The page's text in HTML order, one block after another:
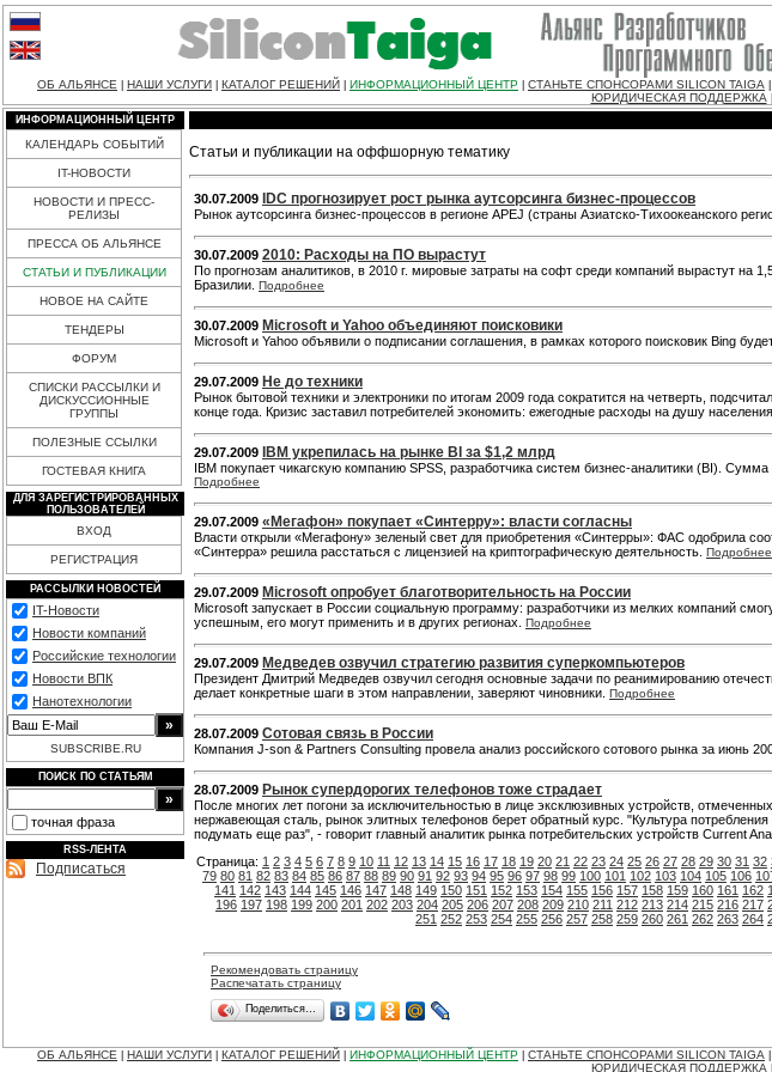
ОБ АЛЬЯНСЕ НАШИ УСЛУГИ КАТАЛОГ РЕШЕНИЙ ИНФОРМАЦИОННЫЙ ЦЕНТР СТАНЬТЕ СПОНСОРАМИ SILICON TAIGA
ЮРИДИЧЕСКАЯ ПОДДЕРЖКА|
ИНФОРМАЦИОННЫЙ ЦЕНТР
КАЛЕНДАРЬ СОБЫТИЙ
IT-НОВОСТИ
НОВОСТИ И ПРЕСС-
РЕЛИЗЫ
ПРЕССА ОБ АЛЬЯНСЕ
СТАТЬИ И ПУБЛИКАЦИИ
НОВОЕ НА САЙТЕ
ТЕНДЕРЫ
ФОРУМ
СПИСКИ РАССЫЛКИ И
ДИСКУССИОННЫЕ
ГРУППЫ
ПОЛЕЗНЫЕ ССЫЛКИ
ГОСТЕВАЯ КНИГА
ДЛЯ ЗАРЕГИСТРИРОВАННЫХ
ПОЛЬЗОВАТЕЛЕЙ
ВХОД
РЕГИСТРАЦИЯ
РАССЫЛКИ НОВОСТЕЙ
IT-Новости
Новости компаний
Российские технологии
Новости ВПК
Нанотехнологии
SUBSCRIBE.RU
ПОИСК ПО СТАТЬЯМ
точная фраза
RSS-ЛЕНТА
Подписаться
Статьи и публикации на оффшорную тематику
30.07.2009 IDC прогнозирует рост рынка аутсорсинга бизнес-процессов
Рынок аутсорсинга бизнес-процессов в регионе APEJ (страны Азиатско-Тихоокеанского
30.07.2009 2010: Расходы на ПО вырастут
По прогнозам аналитиков, в 2010 г. мировые затраты на софт среди компаний вырастут
Бразилии. Подробнее
30.07.2009 Microsoft и Yahoo объединяют поисковики
Microsoft и Yahoo объявили о подписании соглашения, в рамках которого поисковик Bing
29.07.2009 Не до техники
Рынок бытовой техники и электроники по итогам 2009 года сократится на четверть,
конце года. Кризис заставил потребителей экономить: ежегодные расходы на душу
29.07.2009 IBM укрепилась на рынке BI за $1,2 млрд
IBM покупает чикагскую компанию SPSS, разработчика систем бизнес-аналитики (BI).
Подробнее
29.07.2009 «Мегафон» покупает «Синтерру»: власти согласны
Власти открыли «Мегафону» зеленый свет для приобретения «Синтерры»: ФАС одобрила
«Синтерра» решила расстаться с лицензией на криптографическую деятельность. Подробнее
29.07.2009 Microsoft опробует благотворительность на России
Microsoft запускает в России социальную программу: разработчики из мелких компаний
успешным, его могут применить и в других регионах. Подробнее
29.07.2009 Медведев озвучил стратегию развития суперкомпьютеров
Президент Дмитрий Медведев озвучил сегодня основные задачи по реанимированию
делает конкретные шаги в этом направлении, заверяют чиновники. Подробнее
28.07.2009 Сотовая связь в России
Компания J-son & Partners Consulting провела анализ российского сотового рынка за июнь
28.07.2009 Рынок супердорогих телефонов тоже страдает
После многих лет погони за исключительностью в лице эксклюзивных устройств,
нержавеющая сталь, рынок элитных телефонов берет обратный курс. "Культура
подумать еще раз", - говорит главный аналитик рынка потребительских устройств Current
Страница: 1 2 3 4 5 6 7 8 9 10 11 12 13 14 15 16 17 18 19 20 21 22 23 24 25 26 27 28 29 30 31 32
79 80 81 82 83 84 85 86 87 88 89 90 91 92 93 94 95 96 97 98 99 100 101 102 103 104 105 106
141 142 143 144 145 146 147 148 149 150 151 152 153 154 155 156 157 158 159 160 161 162
196 197 198 199 200 201 202 203 204 205 206 207 208 209 210 211 212 213 214 215 216 217
251 252 253 254 255 256 257 258 259 260 261 262 263 264
Рекомендовать страницу
Распечатать страницу
Поделиться…
ОБ АЛЬЯНСЕ НАШИ УСЛУГИ КАТАЛОГ РЕШЕНИЙ ИНФОРМАЦИОННЫЙ ЦЕНТР СТАНЬТЕ СПОНСОРАМИ SILICON TAIGA
ЮРИДИЧЕСКАЯ ПОДДЕРЖКА|